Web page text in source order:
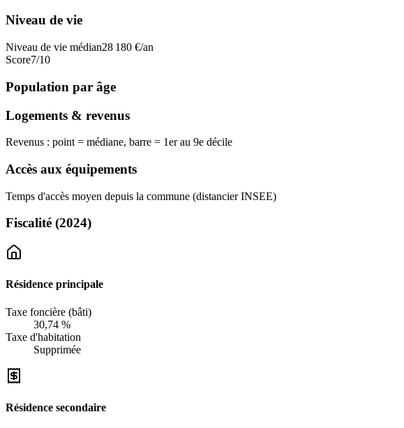
Niveau de vie
Niveau de vie médian28 180 €/an
Score7/10
Population par âge
Logements & revenus
Revenus : point = médiane, barre = 1er au 9e décile
Accès aux équipements
Temps d'accès moyen depuis la commune (distancier INSEE)
Fiscalité (2024)
Résidence principale
Taxe foncière (bâti)
30,74 %
Taxe d'habitation
Supprimée
Résidence secondaire